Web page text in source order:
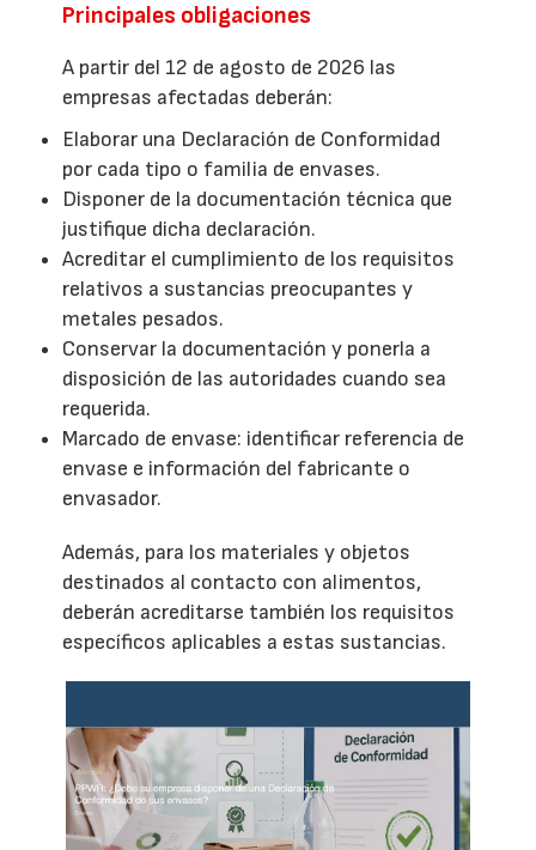
Principales obligaciones
A partir del 12 de agosto de 2026 las
empresas afectadas deberán:
Elaborar una Declaración de Conformidad
por cada tipo o familia de envases.
Disponer de la documentación técnica que
justifique dicha declaración.
Acreditar el cumplimiento de los requisitos
relativos a sustancias preocupantes y
metales pesados.
Conservar la documentación y ponerla a
disposición de las autoridades cuando sea
requerida.
Marcado de envase: identificar referencia de
envase e información del fabricante o
envasador.
Además, para los materiales y objetos
destinados al contacto con alimentos,
deberán acreditarse también los requisitos
específicos aplicables a estas sustancias.